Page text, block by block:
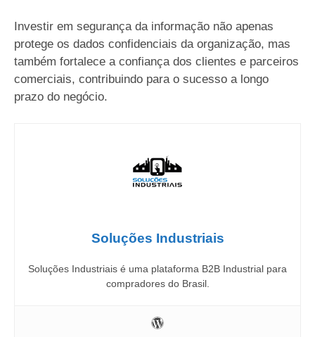
Investir em segurança da informação não apenas
protege os dados confidenciais da organização, mas
também fortalece a confiança dos clientes e parceiros
comerciais, contribuindo para o sucesso a longo
prazo do negócio.
Soluções Industriais
Soluções Industriais é uma plataforma B2B Industrial para
compradores do Brasil.